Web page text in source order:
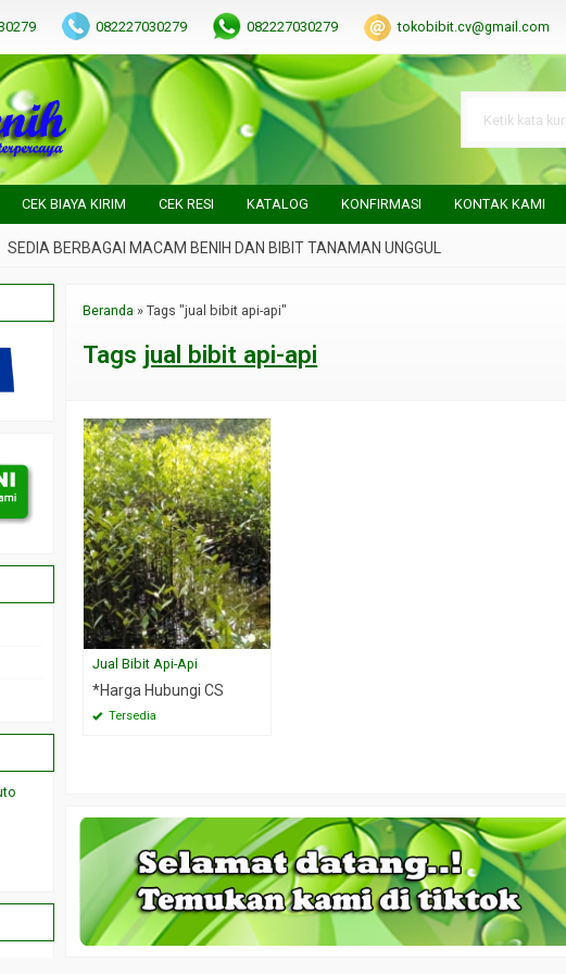
082227030279 082227030279 tokobibit.cv@gmail.com
CEK BIAYA KIRIM CEK RESI KATALOG KONFIRMASI KONTAK KAMI
BERBAGAI MACAM BENIH DAN BIBIT TANAMAN UNGGUL
Beranda »Tags "jual bibit api-api"
Tags jual bibit api-api
Jual Bibit Api-Api
*Harga Hubungi CS
Tersedia
laut
CS
Tersedia Tersedia